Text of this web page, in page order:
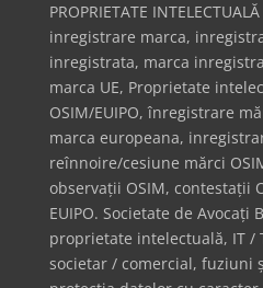
PROPRIETATE
inregistrare marca,
inregistrata, marca
marca UE, Proprietate
OSIM/EUIPO, înregistrare
marca europeana,
reînnoire/cesiune mărci
observații OSIM, contestații
EUIPO. Societate de Avocați
proprietate intelectuală, IT /
societar / comercial, fuziuni